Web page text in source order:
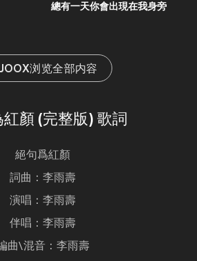
總有一天你會出現在我身旁
浏览全部内容
顏 (完整版) 歌詞
絕句爲紅顏
詞曲：李雨壽
演唱：李雨壽
伴唱：李雨壽
曲\混音：李雨壽